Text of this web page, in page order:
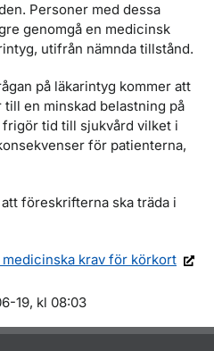
Personer med dessa
genomgå en medicinsk
utifrån nämnda tillstånd.
på läkarintyg kommer att
en minskad belastning på
tid till sjukvård vilket i
för patienterna,
föreskrifterna ska träda i
medicinska krav för körkort
19, kl 08:03